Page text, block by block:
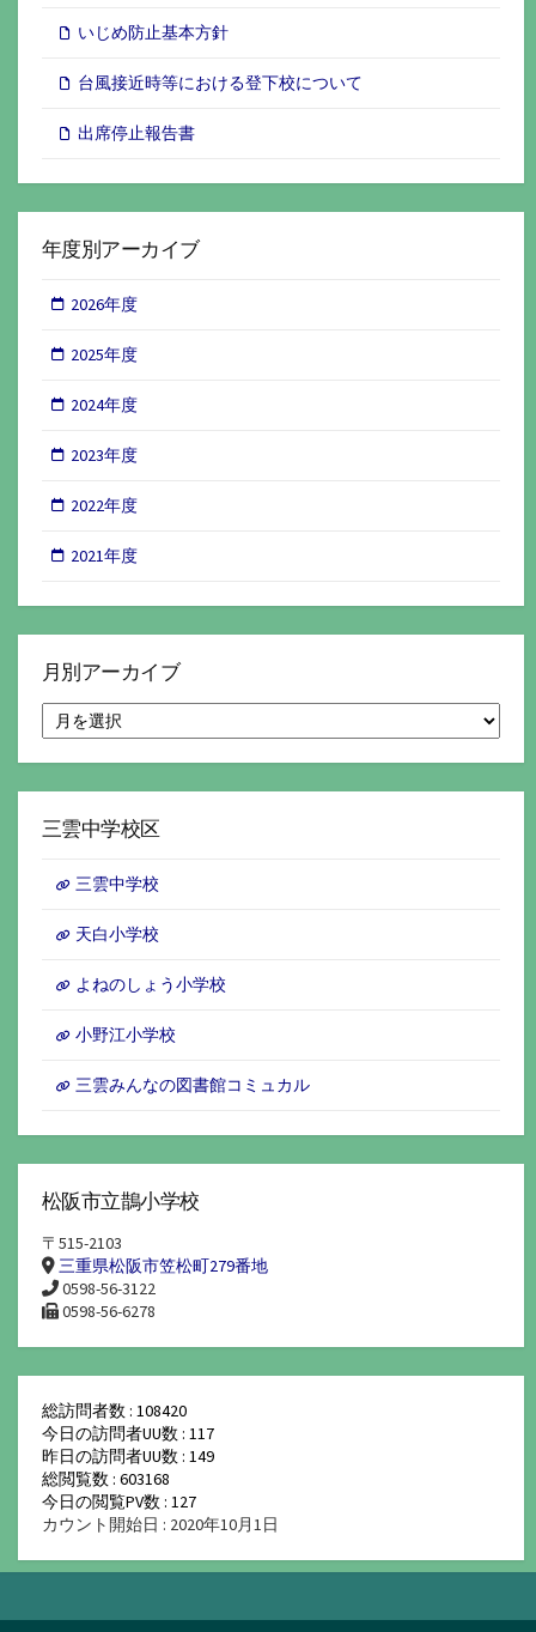
いじめ防止基本方針
台風接近時等における登下校について
出席停止報告書
年度別アーカイブ
2026年度
2025年度
2024年度
2023年度
2022年度
2021年度
月別アーカイブ
別
ア
イ
三雲中学校区
三雲中学校
天白小学校
よねのしょう小学校
小野江小学校
三雲みんなの図書館コミュカル
松阪市立鵲小学校
〒515-2103
三重県松阪市笠松町279番地
0598-56-3122
0598-56-6278
総訪問者数 : 108420
今日の訪問者UU数 : 117
昨日の訪問者UU数 : 149
総閲覧数 : 603168
今日の閲覧PV数 : 127
カウント開始日 : 2020年10月1日